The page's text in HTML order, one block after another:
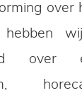
over
hebben
over